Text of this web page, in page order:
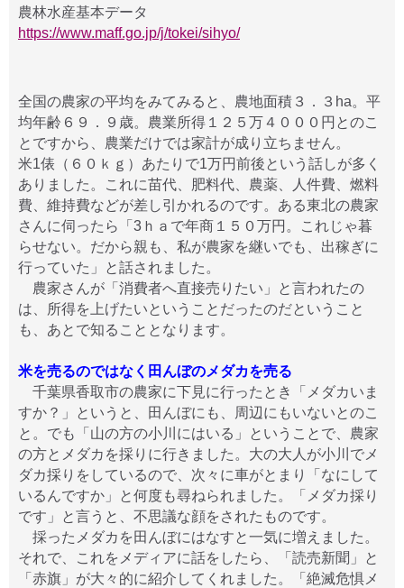
農林水産基本データ
https://www.maff.go.jp/j/tokei/sihyo/
全国の農家の平均をみてみると、農地面積３．３ha。平
均年齢６９．９歳。農業所得１２５万４０００円とのこ
とですから、農業だけでは家計が成り立ちません。
米1俵（６０ｋｇ）あたりで1万円前後という話しが多く
ありました。これに苗代、肥料代、農薬、人件費、燃料
費、維持費などが差し引かれるのです。ある東北の農家
さんに伺ったら「3ｈａで年商１５０万円。これじゃ暮
らせない。だから親も、私が農家を継いでも、出稼ぎに
行っていた」と話されました。
農家さんが「消費者へ直接売りたい」と言われたの
は、所得を上げたいということだったのだということ
も、あとで知ることとなります。
米を売るのではなく田んぼのメダカを売る
千葉県香取市の農家に下見に行ったとき「メダカいま
すか？」というと、田んぼにも、周辺にもいないとのこ
と。でも「山の方の小川にはいる」ということで、農家
の方とメダカを採りに行きました。大の大人が小川でメ
ダカ採りをしているので、次々に車がとまり「なにして
いるんですか」と何度も尋ねられました。「メダカ採り
です」と言うと、不思議な顔をされたものです。
採ったメダカを田んぼにはなすと一気に増えました。
それで、これをメディアに話をしたら、「読売新聞」と
「赤旗」が大々的に紹介してくれました。「絶滅危惧メ